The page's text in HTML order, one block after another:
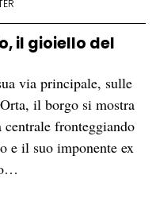
il gioiello del
via principale, sulle
il borgo si mostra
centrale fronteggiando
e il suo imponente ex